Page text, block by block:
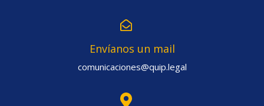
Envíanos un mail
comunicaciones@quip.legal